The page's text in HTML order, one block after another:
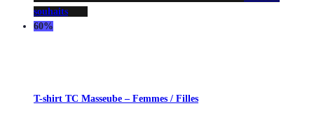
souhaits
60%
T-shirt TC Masseube – Femmes / Filles